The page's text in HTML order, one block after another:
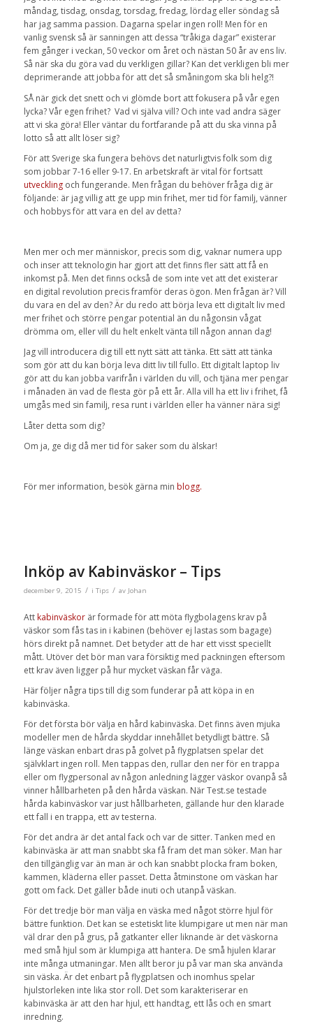
måndag, tisdag, onsdag, torsdag, fredag, lördag eller söndag så
har jag samma passion. Dagarna spelar ingen roll! Men för en
vanlig svensk så är sanningen att dessa “tråkiga dagar” existerar
fem gånger i veckan, 50 veckor om året och nästan 50 år av ens liv.
Så när ska du göra vad du verkligen gillar? Kan det verkligen bli mer
deprimerande att jobba för att det så småningom ska bli helg?!
SÅ när gick det snett och vi glömde bort att fokusera på vår egen
lycka? Vår egen frihet? Vad vi själva vill? Och inte vad andra säger
att vi ska göra! Eller väntar du fortfarande på att du ska vinna på
lotto så att allt löser sig?
För att Sverige ska fungera behövs det naturligtvis folk som dig
som jobbar 7-16 eller 9-17. En arbetskraft är vital för fortsatt
utvecklingoch fungerande. Men frågan du behöver fråga dig är
följande: är jag villig att ge upp min frihet, mer tid för familj, vänner
och hobbys för att vara en del av detta?
Men mer och mer människor, precis som dig, vaknar numera upp
och inser att teknologin har gjort att det finns fler sätt att få en
inkomst på. Men det finns också de som inte vet att det existerar
en digital revolution precis framför deras ögon. Men frågan är? Vill
du vara en del av den? Är du redo att börja leva ett digitalt liv med
mer frihet och större pengar potential än du någonsin vågat
drömma om, eller vill du helt enkelt vänta till någon annan dag!
Jag vill introducera dig till ett nytt sätt att tänka. Ett sätt att tänka
som gör att du kan börja leva ditt liv till fullo. Ett digitalt laptop liv
gör att du kan jobba varifrån i världen du vill, och tjäna mer pengar
i månaden än vad de flesta gör på ett år. Alla vill ha ett liv i frihet, få
umgås med sin familj, resa runt i världen eller ha vänner nära sig!
Låter detta som dig?
Om ja, ge dig då mer tid för saker som du älskar!
För mer information, besök gärna min blogg.
Inköp av Kabinväskor – Tips
december 9, 2015 / i Tips / av Johan
Att kabinväskorär formade för att möta flygbolagens krav på
väskor som fås tas in i kabinen (behöver ej lastas som bagage)
hörs direkt på namnet. Det betyder att de har ett visst speciellt
mått. Utöver det bör man vara försiktig med packningen eftersom
ett krav även ligger på hur mycket väskan får väga.
Här följer några tips till dig som funderar på att köpa in en
kabinväska.
För det första bör välja en hård kabinväska. Det finns även mjuka
modeller men de hårda skyddar innehållet betydligt bättre. Så
länge väskan enbart dras på golvet på flygplatsen spelar det
självklart ingen roll. Men tappas den, rullar den ner för en trappa
eller om flygpersonal av någon anledning lägger väskor ovanpå så
vinner hållbarheten på den hårda väskan. När Test.se testade
hårda kabinväskor var just hållbarheten, gällande hur den klarade
ett fall i en trappa, ett av testerna.
För det andra är det antal fack och var de sitter. Tanken med en
kabinväska är att man snabbt ska få fram det man söker. Man har
den tillgänglig var än man är och kan snabbt plocka fram boken,
kammen, kläderna eller passet. Detta åtminstone om väskan har
gott om fack. Det gäller både inuti och utanpå väskan.
För det tredje bör man välja en väska med något större hjul för
bättre funktion. Det kan se estetiskt lite klumpigare ut men när man
väl drar den på grus, på gatkanter eller liknande är det väskorna
med små hjul som är klumpiga att hantera. De små hjulen klarar
inte många utmaningar. Men allt beror ju på var man ska använda
sin väska. Är det enbart på flygplatsen och inomhus spelar
hjulstorleken inte lika stor roll. Det som karakteriserar en
kabinväska är att den har hjul, ett handtag, ett lås och en smart
inredning.